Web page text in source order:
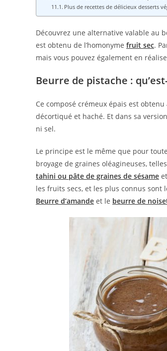
Plus de recettes de délicieux desserts
Découvrez une alternative valable au
est obtenu de l’homonyme fruit sec.
mais vous pouvez également en
Beurre de pistache :
Ce composé crémeux épais est
décortiqué et haché. Et dans sa
ni sel.
Le principe est le même que pour
broyage de graines oléagineuses,
tahini ou pâte de graines de sésame
les fruits secs, et les plus connus sont
Beurre d’amande et le beurre de